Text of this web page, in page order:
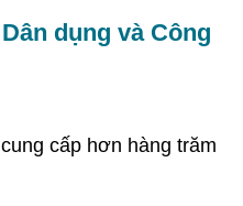
dụng và Công
cấp hơn hàng trăm